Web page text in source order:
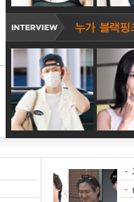
-
-